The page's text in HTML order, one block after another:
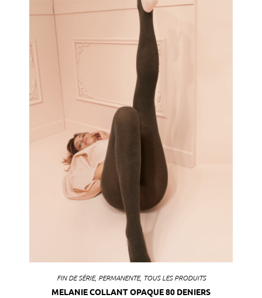
FIN DE SÉRIE, PERMANENTE, TOUS LES PRODUITS
MELANIE COLLANT OPAQUE 80 DENIERS